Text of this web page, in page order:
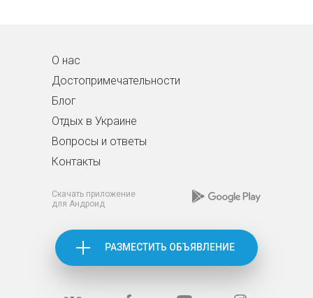
О нас
Достопримечательности
Блог
Отдых в Украине
Вопросы и ответы
Контакты
Скачать приложение
для Андроид
РАЗМЕСТИТЬ ОБЪЯВЛЕНИЕ